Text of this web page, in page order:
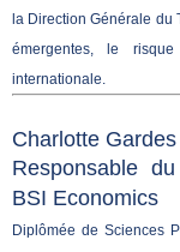
la Direction Générale du
émergentes, le
internationale.
Charlotte
Responsable
BSI Economics
Diplômée de Sciences